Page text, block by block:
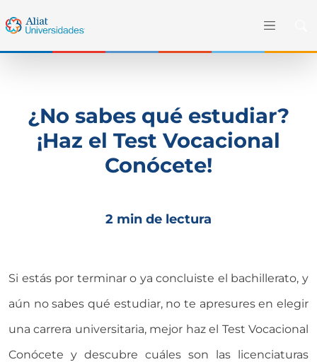
¿No sabes qué estudiar?
¡Haz el Test Vocacional
Conócete!
2 min de lectura
Si estás por terminar o ya concluiste el bachillerato, y
aún no sabes qué estudiar, no te apresures en elegir
una carrera universitaria, mejor haz el Test Vocacional
Conócete y descubre cuáles son las licenciaturas